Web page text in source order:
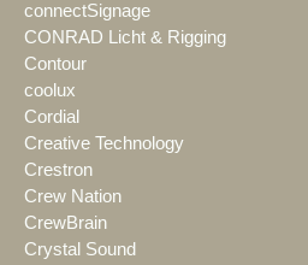
connectSignage
CONRAD Licht & Rigging
Contour
coolux
Cordial
Creative Technology
Crestron
Crew Nation
CrewBrain
Crystal Sound